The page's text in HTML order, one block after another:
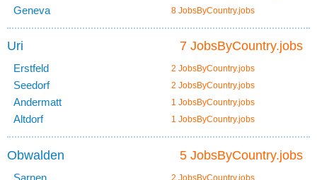
Geneva 8 JobsByCountry.jobs
7 JobsByCountry.jobs
Uri
Erstfeld 2 JobsByCountry.jobs
Seedorf 2 JobsByCountry.jobs
Andermatt 1 JobsByCountry.jobs
Altdorf 1 JobsByCountry.jobs
5 JobsByCountry.jobs
Obwalden
Sarnen 2 JobsByCountry.jobs